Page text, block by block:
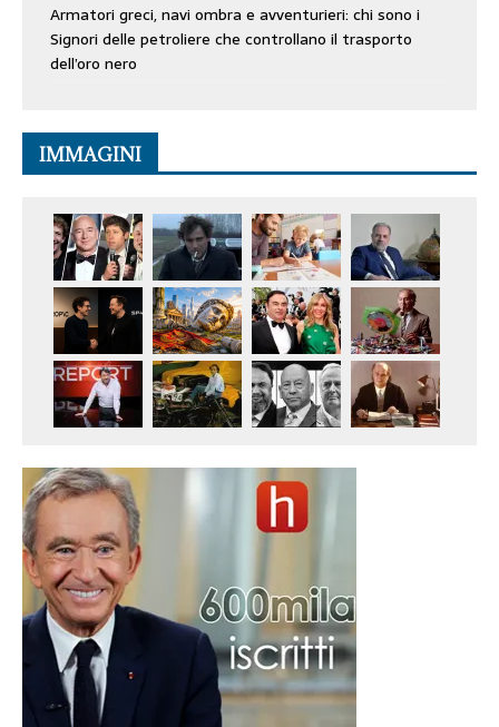
Armatori greci, navi ombra e avventurieri: chi sono i
Signori delle petroliere che controllano il trasporto
dell’oro nero
IMMAGINI